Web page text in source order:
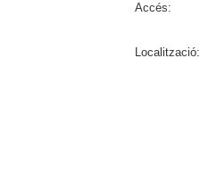
Accés:
Localització: